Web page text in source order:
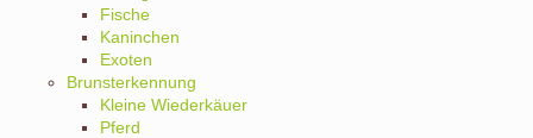
Fische
Kaninchen
Exoten
Brunsterkennung
Kleine Wiederkäuer
Pferd